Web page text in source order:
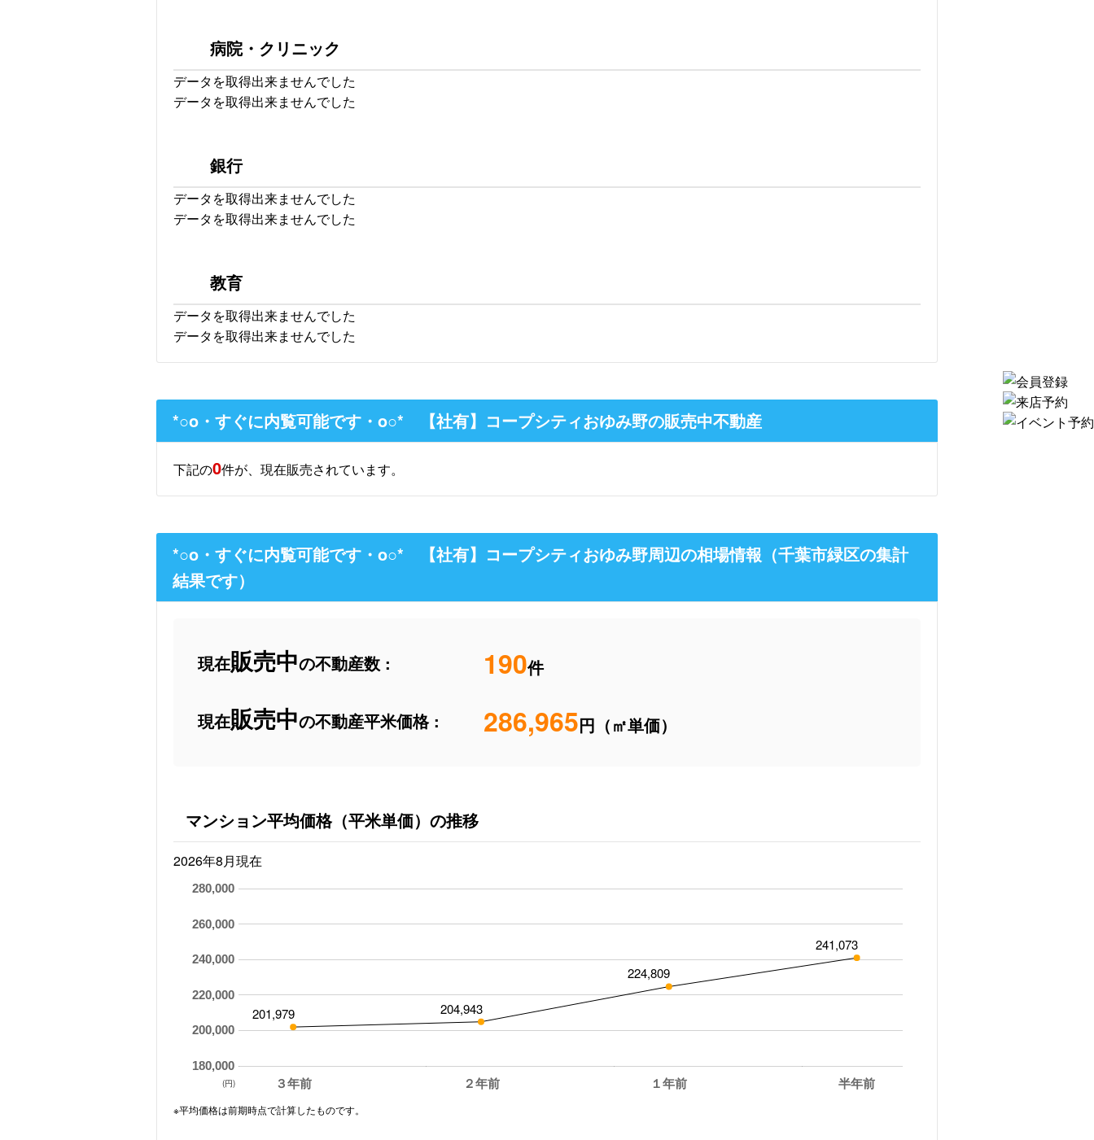
病院・クリニック
データを取得出来ませんでした
データを取得出来ませんでした
銀行
データを取得出来ませんでした
データを取得出来ませんでした
教育
データを取得出来ませんでした
データを取得出来ませんでした
*○o・すぐに内覧可能です・o○* 【社有】コープシティおゆみ野の販売中不動産
下記の0件が、現在販売されています。
*○o・すぐに内覧可能です・o○* 【社有】コープシティおゆみ野周辺の相場情報（千葉市緑区の集計
結果です）
現在販売中の不動産数 : 190件
現在販売中の不動産平米価格 : 286,965円（㎡単価）
マンション平均価格（平米単価）の推移
2026年8月現在
３年前 ２年前 １年前 半年前
180,000
200,000
220,000
240,000
260,000
280,000
201,979 204,943
224,809
241,073
(円)
※平均価格は前期時点で計算したものです。